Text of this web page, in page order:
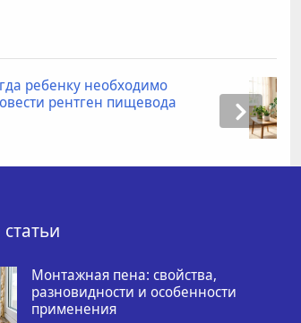
Промокоды для
как получить скидку
Монтажная пена: свойства,
разновидности и особенности
применения